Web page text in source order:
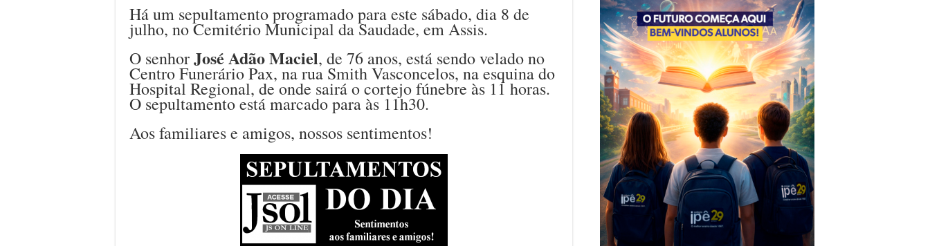
Há um sepultamento programado para este sábado, dia 8 de
julho, no Cemitério Municipal da Saudade, em Assis.
O senhorJosé Adão Maciel, de 76 anos, está sendo velado no
Centro Funerário Pax, na rua Smith Vasconcelos, na esquina do
Hospital Regional, de onde sairá o cortejo fúnebre às 11 horas.
O sepultamento está marcado para às 11h30.
Aos familiares e amigos, nossos sentimentos!